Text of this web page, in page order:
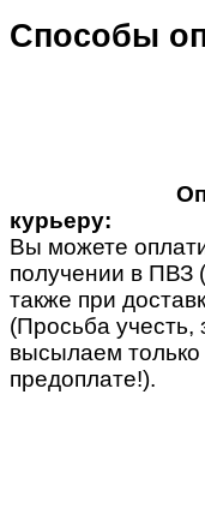
Способы
курьеру:
Вы можете
получении в ПВЗ
также при
(Просьба
высылаем
предоплате!).